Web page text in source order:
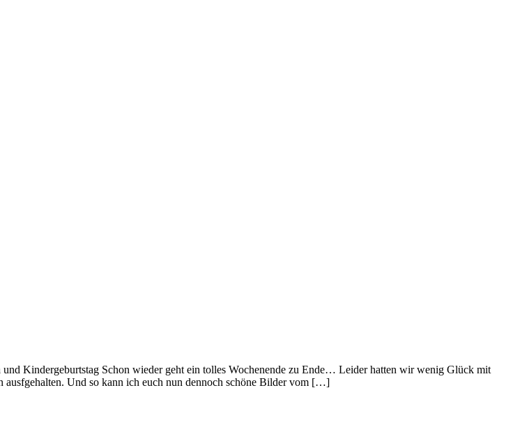
Kindergeburtstag Schon wieder geht ein tolles Wochenende zu Ende… Leider hatten wir wenig Glück mit
ausfgehalten. Und so kann ich euch nun dennoch schöne Bilder vom […]